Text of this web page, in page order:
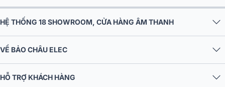
HỆ THỐNG 18 SHOWROOM, CỬA HÀNG ÂM THANH
VỀ BẢO CHÂU ELEC
HỖ TRỢ KHÁCH HÀNG